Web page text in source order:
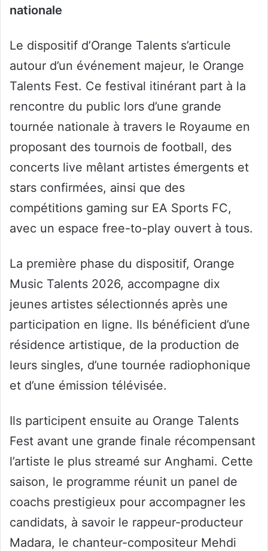
nationale
Le dispositif d’Orange Talents s’articule
autour d’un événement majeur, le Orange
Talents Fest. Ce festival itinérant part à la
rencontre du public lors d’une grande
tournée nationale à travers le Royaume en
proposant des tournois de football, des
concerts live mêlant artistes émergents et
stars confirmées, ainsi que des
compétitions gaming sur EA Sports FC,
avec un espace free-to-play ouvert à tous.
La première phase du dispositif, Orange
Music Talents 2026, accompagne dix
jeunes artistes sélectionnés après une
participation en ligne. Ils bénéficient d’une
résidence artistique, de la production de
leurs singles, d’une tournée radiophonique
et d’une émission télévisée.
Ils participent ensuite au Orange Talents
Fest avant une grande finale récompensant
l’artiste le plus streamé sur Anghami. Cette
saison, le programme réunit un panel de
coachs prestigieux pour accompagner les
candidats, à savoir le rappeur-producteur
Madara, le chanteur-compositeur Mehdi